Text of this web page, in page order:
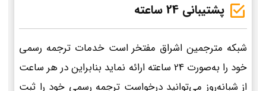
پشتیبانی 24 ساعته
شبکه مترجمین اشراق مفتخر است خدمات ترجمه رسمی
خود را به‌صورت 24 ساعته ارائه نماید بنابراین در هر ساعت
از شبانه‌روز می‌توانید درخواست ترجمه رسمی خود را ثبت